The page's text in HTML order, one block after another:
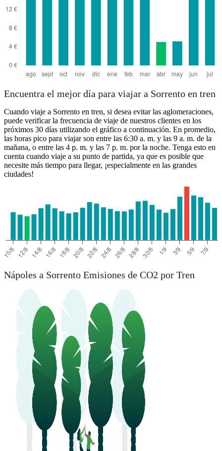
Encuentra el mejor día para viajar a Sorrento en tren
Cuando viaje a Sorrento en tren, si desea evitar las aglomeraciones,
puede verificar la frecuencia de viaje de nuestros clientes en los
próximos 30 días utilizando el gráfico a continuación. En promedio,
las horas pico para viajar son entre las 6:30 a. m. y las 9 a. m. de la
mañana, o entre las 4 p. m. y las 7 p. m. por la noche. Tenga esto en
cuenta cuando viaje a su punto de partida, ya que es posible que
necesite más tiempo para llegar, ¡especialmente en las grandes
ciudades!
Nápoles a Sorrento Emisiones de CO2 por Tren